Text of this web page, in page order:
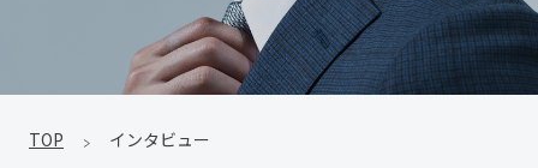
TOP インタビュー